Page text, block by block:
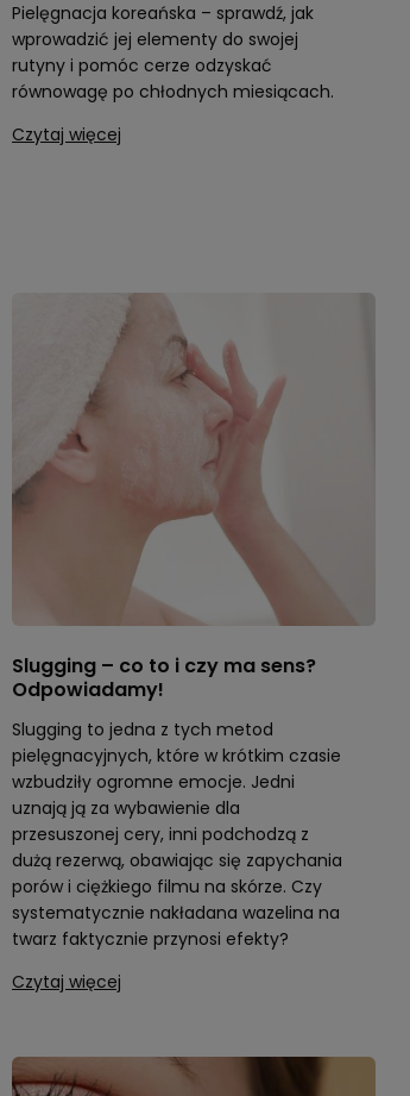
Pielęgnacja koreańska – sprawdź, jak
wprowadzić jej elementy do swojej
rutyny i pomóc cerze odzyskać
równowagę po chłodnych miesiącach.
Czytaj więcej
Slugging – co to i czy ma sens?
Odpowiadamy!
Slugging to jedna z tych metod
pielęgnacyjnych, które w krótkim czasie
wzbudziły ogromne emocje. Jedni
uznają ją za wybawienie dla
przesuszonej cery, inni podchodzą z
dużą rezerwą, obawiając się zapychania
porów i ciężkiego filmu na skórze. Czy
systematycznie nakładana wazelina na
twarz faktycznie przynosi efekty?
Czytaj więcej